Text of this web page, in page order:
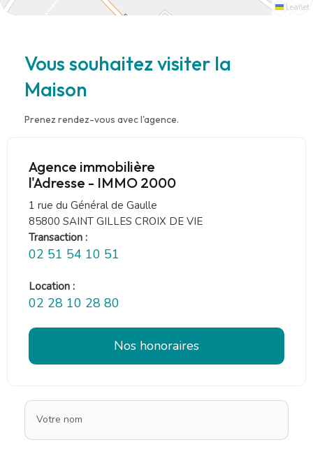
Leaflet
Vous souhaitez visiter la
Maison
Prenez rendez-vous avec l'agence.
Agence immobilière
l'Adresse - IMMO 2000
1 rue du Général de Gaulle
85800 SAINT GILLES CROIX DE VIE
Transaction :
02 51 54 10 51
Location :
02 28 10 28 80
Nos honoraires
Votre nom